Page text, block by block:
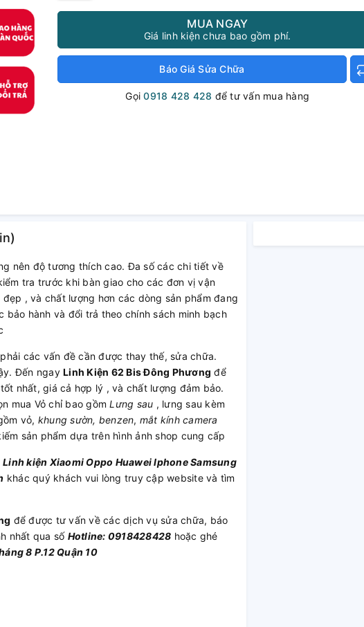
MUA NGAY
Giá linh kiện chưa bao gồm phí.
Báo Giá Sửa Chữa
Gọi0918 428 428 để tư vấn mua hàng
nên độ tương thích cao. Đa số các chi tiết về
tra trước khi bàn giao cho các đơn vị vận
đẹp , và chất lượng hơn các dòng sản phẩm đang
hành và đổi trả theo chính sách minh bạch
các vấn đề cần được thay thế, sửa chữa.
Đến ngay Linh Kiện 62 Bis Đông Phương để
nhất, giá cả hợp lý , và chất lượng đảm bảo.
mua Vỏ chỉ bao gồmLưng sau , lưng sau kèm
vỏ, khung sườn, benzen, mắt kính camera
sản phẩm dựa trên hình ảnh shop cung cấp
Linh kiện Xiaomi Oppo HuaweiIphoneSamsung
khác quý khách vui lòng truy cập website và tìm
để được tư vấn về các dịch vụ sửa chữa, báo
nhất qua số Hotline: 0918428428 hoặc ghé
8 P.12 Quận 10